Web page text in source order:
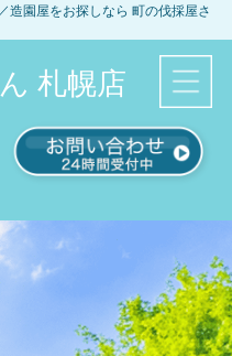
造園屋をお探しなら 町の伐採屋さ
札幌店